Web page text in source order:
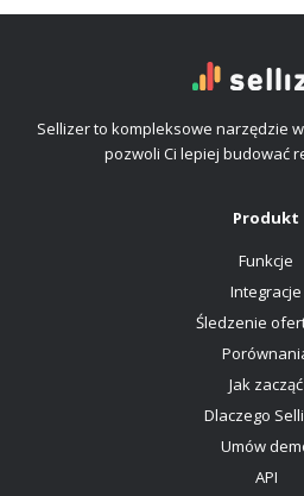
Sellizer to kompleksowe narzędzie
pozwoli Ci lepiej budować
Produkt
Funkcje
Integracje
Śledzenie
Jak zacząć
Dlaczego
Umów
API